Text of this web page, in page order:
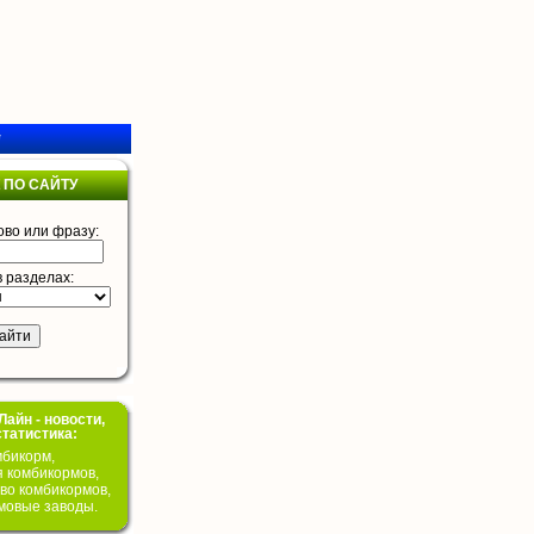
САЙТУ
или фразу:
разделах:
- новости,
комбикормов,
комбикормов,
заводы.